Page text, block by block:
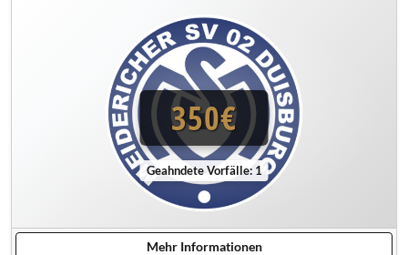
350€
Geahndete Vorfälle: 1
Mehr Informationen